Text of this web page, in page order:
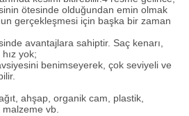
ötesinde olduğundan emin olmak
gerçekleşmesi için başka bir zaman
avantajlara sahiptir. Saç kenarı,
yok;
benimseyerek, çok seviyeli ve
ahşap, organik cam, plastik,
vb.